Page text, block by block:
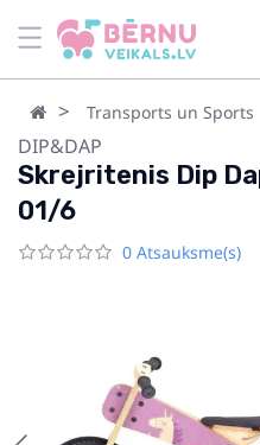
Transports un Sports
DIP&DAP
Skrejritenis Dip
01/6
0 Atsauksme(s)